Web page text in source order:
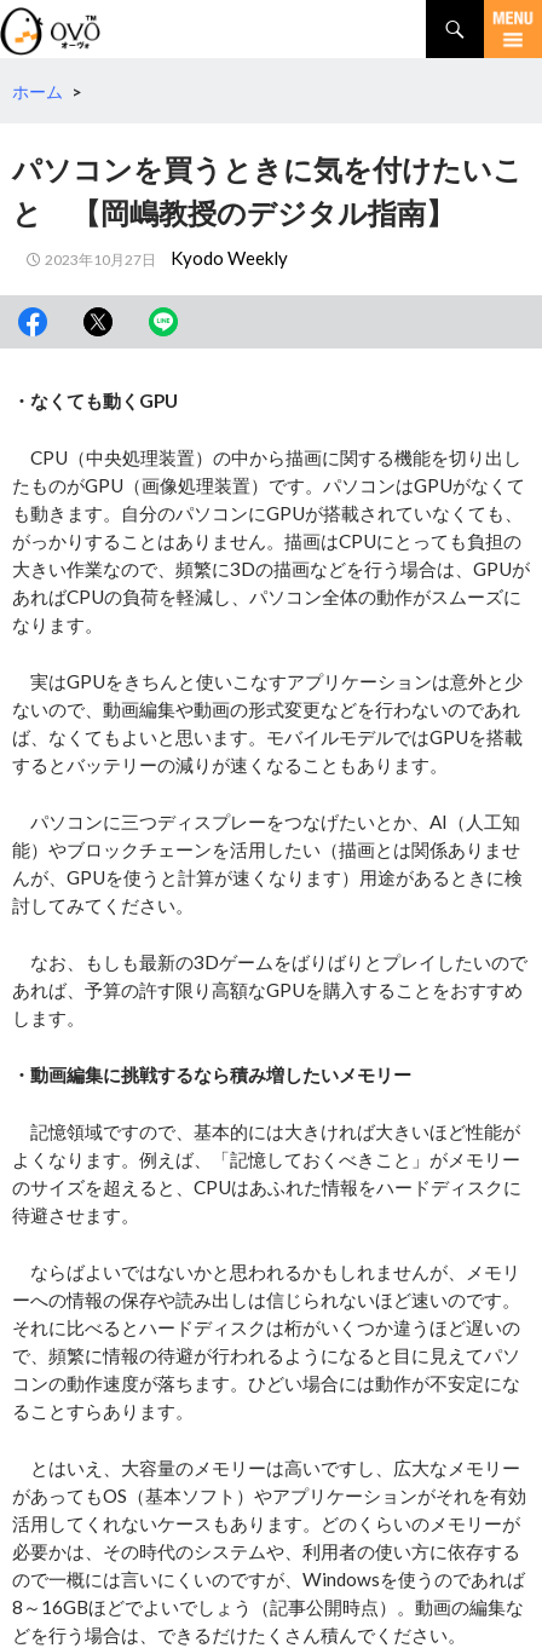
検
索
コ
テホーム >
パソコンを買うときに気を付けたいこ
と 【岡嶋教授のデジタル指南】
2023年10月27日 Kyodo Weekly
・なくても動くGPU
CPU（中央処理装置）の中から描画に関する機能を切り出し
たものがGPU（画像処理装置）です。パソコンはGPUがなくて
も動きます。自分のパソコンにGPUが搭載されていなくても、
がっかりすることはありません。描画はCPUにとっても負担の
大きい作業なので、頻繁に3Dの描画などを行う場合は、GPUが
あればCPUの負荷を軽減し、パソコン全体の動作がスムーズに
なります。
実はGPUをきちんと使いこなすアプリケーションは意外と少
ないので、動画編集や動画の形式変更などを行わないのであれ
ば、なくてもよいと思います。モバイルモデルではGPUを搭載
するとバッテリーの減りが速くなることもあります。
パソコンに三つディスプレーをつなげたいとか、AI（人工知
能）やブロックチェーンを活用したい（描画とは関係ありませ
んが、GPUを使うと計算が速くなります）用途があるときに検
討してみてください。
なお、もしも最新の3Dゲームをばりばりとプレイしたいので
あれば、予算の許す限り高額なGPUを購入することをおすすめ
します。
・動画編集に挑戦するなら積み増したいメモリー
記憶領域ですので、基本的には大きければ大きいほど性能が
よくなります。例えば、「記憶しておくべきこと」がメモリー
のサイズを超えると、CPUはあふれた情報をハードディスクに
待避させます。
ならばよいではないかと思われるかもしれませんが、メモリ
ーへの情報の保存や読み出しは信じられないほど速いのです。
それに比べるとハードディスクは桁がいくつか違うほど遅いの
で、頻繁に情報の待避が行われるようになると目に見えてパソ
コンの動作速度が落ちます。ひどい場合には動作が不安定にな
ることすらあります。
とはいえ、大容量のメモリーは高いですし、広大なメモリー
があってもOS（基本ソフト）やアプリケーションがそれを有効
活用してくれないケースもあります。どのくらいのメモリーが
必要かは、その時代のシステムや、利用者の使い方に依存する
ので一概には言いにくいのですが、Windowsを使うのであれば
8～16GBほどでよいでしょう（記事公開時点）。動画の編集な
どを行う場合は、できるだけたくさん積んでください。